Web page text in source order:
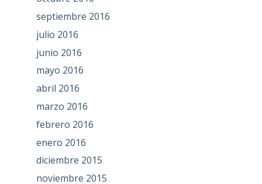
septiembre 2016
julio 2016
junio 2016
mayo 2016
abril 2016
marzo 2016
febrero 2016
enero 2016
diciembre 2015
noviembre 2015